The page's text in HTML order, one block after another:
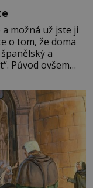
možná už jste ji
o tom, že doma
a
Původ ovšem
a k tomu